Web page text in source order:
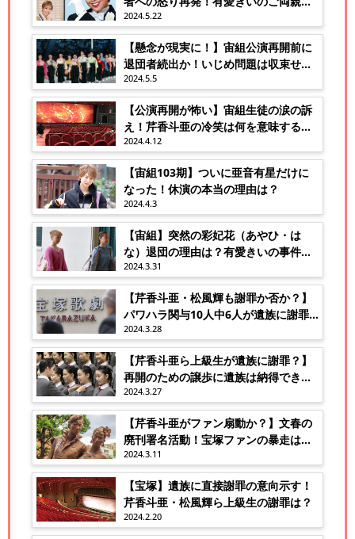
心境は？
2024.5.22
【懸念が現実に！】宙組公演再開前に
退団者続出か！いじめ問題は収束せ
ず！
2024.5.5
【公演再開が怖い】宙組生徒の涙の訴
え！芹香斗亜の冷笑は何を意味するの
か？
2024.4.12
【宙組103期】ついに亜音有星だけに
なった！休演の本当の理由は？
2024.4.3
【宙組】突然の彩妃花（あやひ・は
な）退団の理由は？有愛きいの事件が
原因？
2024.3.31
【芹香斗亜・松風輝も謝罪か否か？】
パワハラ関与10人中6人が遺族に謝罪
文！
2024.3.28
【芹香斗亜ら上級生が遺族に謝罪？】
再開のための譲歩に遺族は納得できる
か？
2024.3.27
【芹香斗亜がファン扇動か？】文春の
廃刊署名活動！宝塚ファンの暴走はな
ぜ？
2024.3.11
【宝塚】遺族に直接謝罪の意向示す！
芹香斗亜・松風輝ら上級生の謝罪は？
2024.2.20